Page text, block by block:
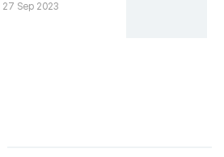
27 Sep 2023